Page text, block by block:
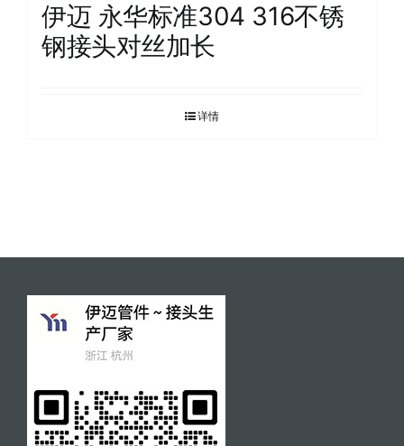
伊迈 永华标准304 316不锈
钢接头对丝加长
详情